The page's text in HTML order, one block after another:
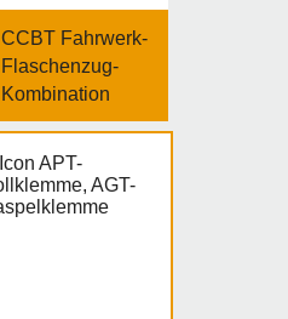
CCBT Fahrwerk-
Flaschenzug-
Kombination